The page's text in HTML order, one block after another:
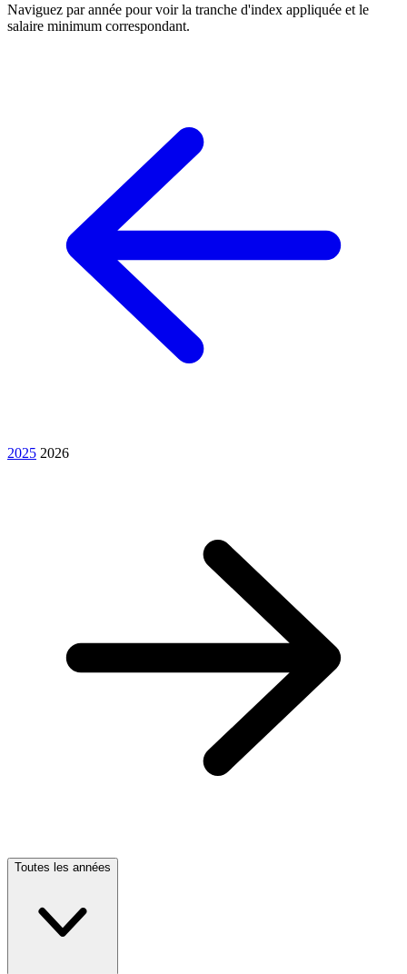
Naviguez par année pour voir la tranche d'index appliquée et le
salaire minimum correspondant.
2025 2026
Toutes les années